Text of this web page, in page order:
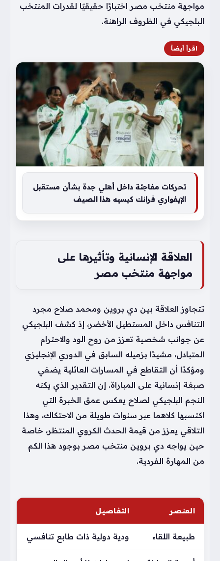
مواجهة منتخب مصر اختبارًا حقيقيًا لقدرات المنتخب
البلجيكي في الظروف الراهنة.
اقرأ أيضاً
تحركات مفاجئة داخل أهلي جدة بشأن مستقبل
الإيفواري فرانك كيسيه هذا الصيف
العلاقة الإنسانية وتأثيرها على
مواجهة منتخب مصر
تتجاوز العلاقة بين دي بروين ومحمد صلاح مجرد
التنافس داخل المستطيل الأخضر، إذ كشف البلجيكي
عن جوانب شخصية تعزز من روح الود والاحترام
المتبادل، مشيدًا بزميله السابق في الدوري الإنجليزي
ومؤكدًا أن التقاطع في المسارات العائلية يضفي
صبغة إنسانية على المباراة. إن التقدير الذي يكنه
النجم البلجيكي لصلاح يعكس عمق الخبرة التي
اكتسبها كلاهما عبر سنوات طويلة من الاحتكاك، وهذا
التلاقي يعزز من قيمة الحدث الكروي المنتظر، خاصة
حين يواجه دي بروين منتخب مصر بوجود هذا الكم
من المهارة الفردية.
العنصر التفاصيل
طبيعة اللقاء ودية دولية ذات طابع تنافسي